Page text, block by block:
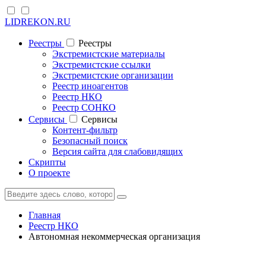
LIDREKON.RU
Реестры
Реестры
Экстремистские материалы
Экстремистские ссылки
Экстремистские организации
Реестр иноагентов
Реестр НКО
Реестр СОНКО
Cервисы
Cервисы
Контент-фильтр
Безопасный поиск
Версия сайта для слабовидящих
Скрипты
О проекте
Главная
Реестр НКО
Автономная некоммерческая организация